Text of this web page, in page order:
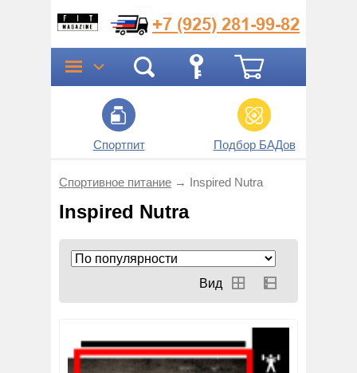
+7 (925) 281-99-82
Спортпит Подбор БАДов
Спортивное питание → Inspired Nutra
Inspired Nutra